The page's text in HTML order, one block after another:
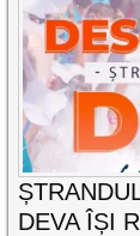
DEVA ÎȘI